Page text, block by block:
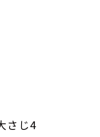
さじ4